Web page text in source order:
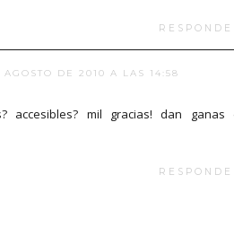
DE 2010 A LAS 14:58
accesibles? mil gracias! dan ganas